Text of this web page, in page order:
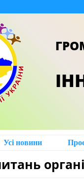
Усі новини